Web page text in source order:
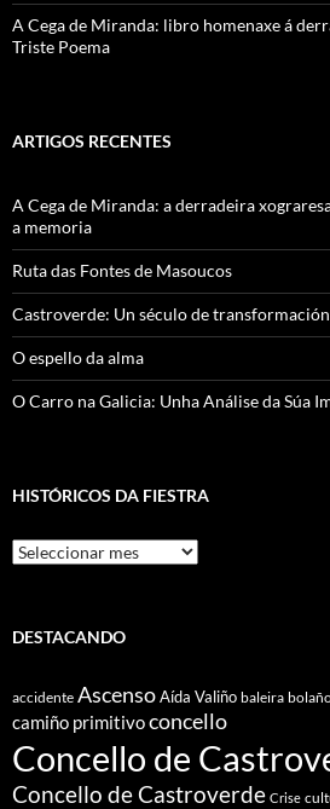
A Cega de Miranda: libro homenaxe á
Triste Poema
ARTIGOS RECENTES
A Cega de Miranda: a derradeira
a memoria
Ruta das Fontes de Masoucos
Castroverde: Un século de
O espello da alma
O Carro na Galicia: Unha Análise da Súa
HISTÓRICOS DA FIESTRA
Históricos
Da
DESTACANDO
accidente AscensoAída Valiño baleira
camiño primitivoconcello
Concello de
Concello de Castroverde Crise